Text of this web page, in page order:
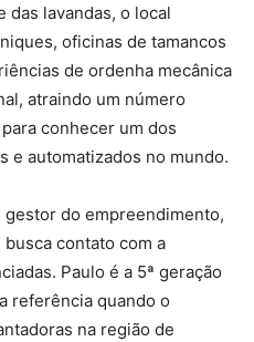
lavandas, o local
oficinas de tamancos
de ordenha mecânica
atraindo um número
conhecer um dos
e automatizados no mundo.
gestor do empreendimento,
contato com a
Paulo é a 5ª geração
referência quando o
na região de